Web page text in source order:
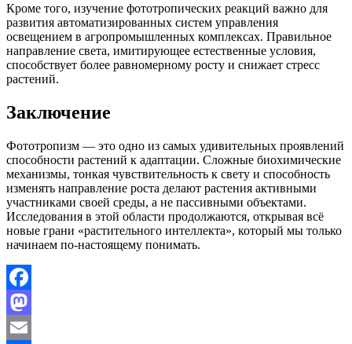
Кроме того, изучение фототропических реакций важно для
развития автоматизированных систем управления
освещением в агропромышленных комплексах. Правильное
направление света, имитирующее естественные условия,
способствует более равномерному росту и снижает стресс
растений.
Заключение
Фототропизм — это одно из самых удивительных проявлений
способности растений к адаптации. Сложные биохимические
механизмы, тонкая чувствительность к свету и способность
изменять направление роста делают растения активными
участниками своей среды, а не пассивными объектами.
Исследования в этой области продолжаются, открывая всё
новые грани «растительного интеллекта», который мы только
начинаем по-настоящему понимать.
Facebook
Mastodon